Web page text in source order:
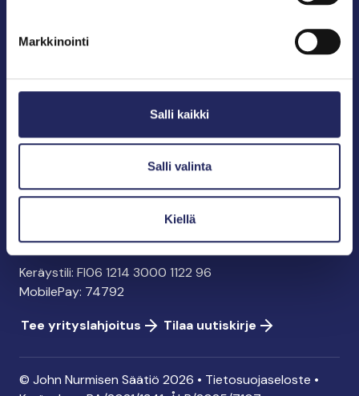
Markkinointi
Salli kaikki
Salli valinta
Kiellä
info@jnfoundation.fi
Kaikki yhteystiedot
Tee lahjoitus
Keräystili: FI06 1214 3000 1122 96
MobilePay: 74792
Tee yrityslahjoitus
Tilaa uutiskirje
© John Nurmisen Säätiö 2026 • Tietosuojaseloste •